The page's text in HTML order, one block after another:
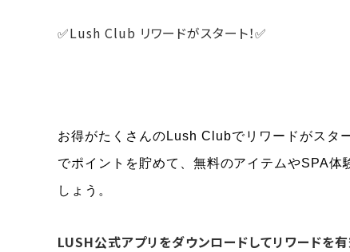
✅Lush Club リワードがスタート！✅
お得がたくさんのLush Clubでリワードがスタ
でポイントを貯めて、 無料のアイテムやSPA体
しょう。
LUSH公式アプリをダウンロードしてリワードを